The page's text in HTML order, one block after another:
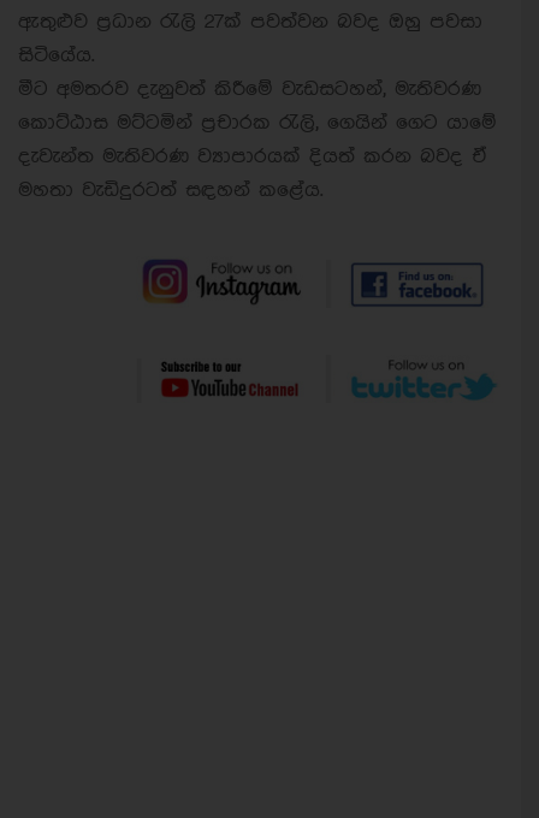
ඇතුළුව ප්‍රධාන රැලි 27ක් පවත්වන බවද ඔහු පවසා
සිටියේය.
මීට අමතරව දැනුවත් කිරීමේ වැඩසටහන්, මැතිවරණ
කොට්ඨාස මට්ටමින් ප්‍රචාරක රැලි, ගෙයින් ගෙට යාමේ
දැවැන්ත මැතිවරණ ව්‍යාපාරයක් දියත් කරන බවද ඒ
මහතා වැඩිදුරටත් සඳහන් කළේය.